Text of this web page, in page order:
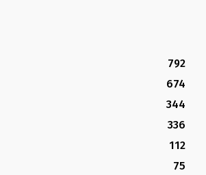
792
674
344
336
112
75